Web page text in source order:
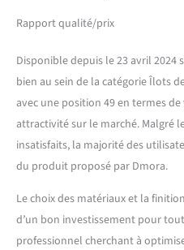
Rapport qualité/prix
Disponible depuis le 23 avril 2024
bien au sein de la catégorie Îlots
avec une position 49 en termes
attractivité sur le marché. Malgré
insatisfaits, la majorité des
du produit proposé par Dmora.
Le choix des matériaux et la
d’un bon investissement pour
professionnel cherchant à